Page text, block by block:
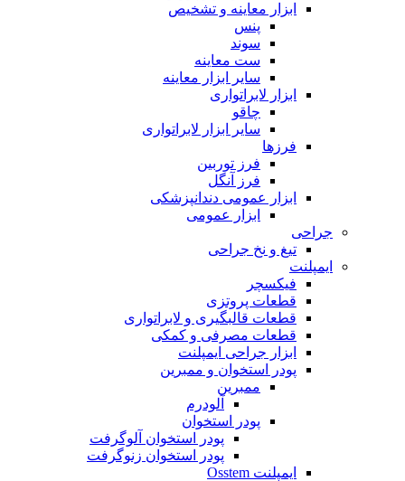
ابزار معاینه و تشخیص
پنس
سوند
ست معاینه
سایر ابزار معاینه
ابزار لابراتواری
چاقو
سایر ابزار لابراتواری
فرزها
فرز توربین
فرز آنگل
ابزار عمومی دندانپزشکی
ابزار عمومی
جراحی
تیغ و نخ جراحی
ایمپلنت
فیکسچر
قطعات پروتزی
قطعات قالبگیری و لابراتواری
قطعات مصرفی و کمکی
ابزار جراحی ایمپلنت
پودر استخوان و ممبرین
ممبرین
آلودرم
پودر استخوان
پودر استخوان آلوگرفت
پودر استخوان زنوگرفت
ایمپلنت Osstem